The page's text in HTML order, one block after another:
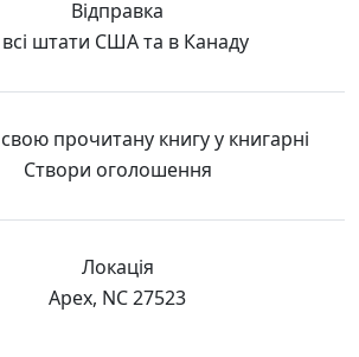
Відправка
штати США та в Канаду
прочитану книгу у книгарні
Створи оголошення
Локація
Apex, NC 27523